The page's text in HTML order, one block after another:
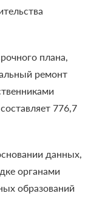
плана,
ремонт
776,7
данных,
органами
образований